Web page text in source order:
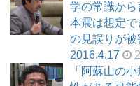
学の常識か
本震は想定
の見誤りが
2016.4.17
「阿蘇山の